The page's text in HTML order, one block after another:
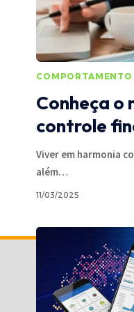
COMPORTAMENTO
Conheça o
controle
Viver em harmonia
além…
11/03/2025